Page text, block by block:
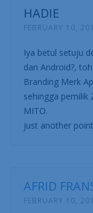
HADIE
FEBRUARY 10,
Iya betul setuju
dan Android?,
Branding Merk
sehingga pemilik
MITO.
just another
AFRID
FEBRUARY 10,